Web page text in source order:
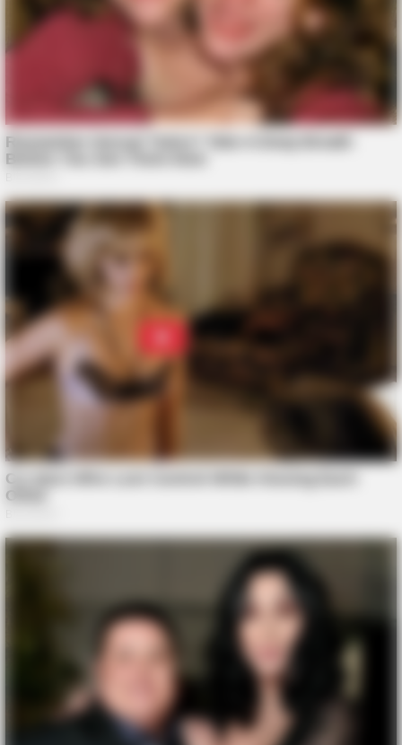
Remember Her? You Better Sit Down Before You See Her Now
Japan's Greatest Doctors Say Memory Loss Isn't Age: Just